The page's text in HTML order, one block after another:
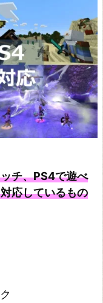
チ、PS4で遊べ
応しているもの